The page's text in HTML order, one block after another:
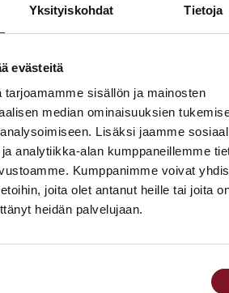
Yksityiskohdat Tietoja
evästeitä
tarjoamamme sisällön ja mainosten
median ominaisuuksien
Lisäksi jaamme
analytiikka-alan kumppaneillemme
Kumppanimme voivat
joita olet antanut heille tai joita
heidän palvelujaan.
on iso urakka, joten työ on
vuodelle, kun sitä
molemmilta vuosilta ja
€.
tarjous ensi talven
jo tänään!